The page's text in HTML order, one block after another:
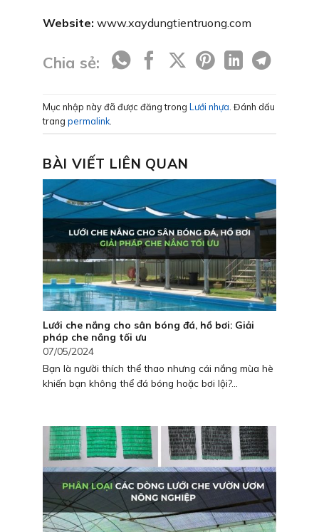
Website: www.xaydungtientruong.com
Chia sẻ:
Mục nhập này đã được đăng trong Lưới nhựa . Đánh dấu
trang permalink
BÀI VIẾT LIÊN QUAN
Lưới che nắng cho sân bóng đá, hồ bơi: Giải
pháp che nắng tối ưu
07/05/2024
Bạn là người thích thể thao nhưng cái nắng mùa hè
khiến bạn không thể đá bóng hoặc bơi lội?...